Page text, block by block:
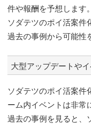
件や報酬を予想します。
ソダテツのポイ活案件
過去の事例から可能性
大型アップデートや
ソダテツのポイ活案件
ーム内イベントは非常
過去の事例を見ると、